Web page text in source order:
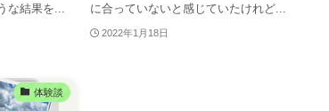
な結果を...
に合っていないと感じていたけれど...
2022年1月18日
体験談